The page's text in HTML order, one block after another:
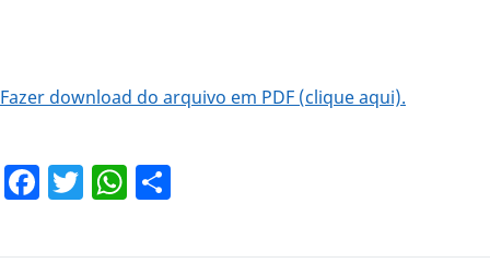
Fazer download do arquivo em PDF (clique aqui).
Facebook
TwitterWhatsApp